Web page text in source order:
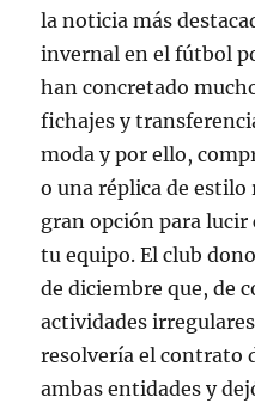
la noticia más
invernal en el fútbol
han concretado
fichajes y
moda y por ello,
o una réplica de
gran opción para lucir
tu equipo. El club
de diciembre que, de
actividades
resolvería el contrato
ambas entidades y